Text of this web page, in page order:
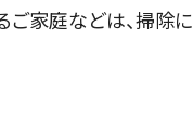
ご家庭などは、掃除に